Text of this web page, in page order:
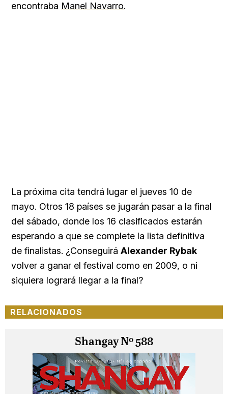
encontraba Manel Navarro.
La próxima cita tendrá lugar el jueves 10 de
mayo. Otros 18 países se jugarán pasar a la final
del sábado, donde los 16 clasificados estarán
esperando a que se complete la lista definitiva
de finalistas. ¿Conseguirá Alexander Rybak
volver a ganar el festival como en 2009, o ni
siquiera logrará llegar a la final?
RELACIONADOS
Shangay Nº 588